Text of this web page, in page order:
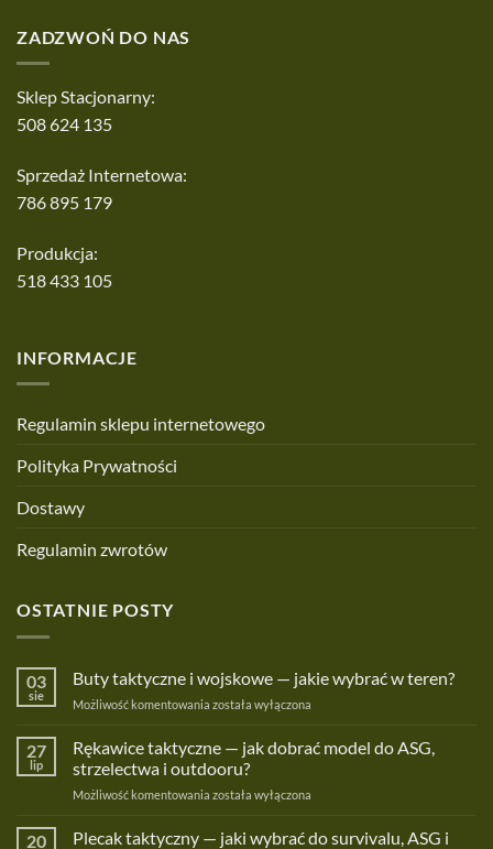
ZADZWOŃ DO NAS
Sklep Stacjonarny:
508 624 135
Sprzedaż Internetowa:
786 895 179
Produkcja:
518 433 105
INFORMACJE
Regulamin sklepu internetowego
Polityka Prywatności
Dostawy
Regulamin zwrotów
OSTATNIE POSTY
03
sie
Buty taktyczne i wojskowe — jakie wybrać w teren?
Możliwość komentowania Buty
wojskowe
—
jakie
została wyłączona
27
lip
Rękawice taktyczne — jak dobrać model do ASG,
strzelectwa i outdooru?
Możliwość komentowania Rękawice
została wyłączona
20
Plecak taktyczny — jaki wybrać do survivalu, ASG i